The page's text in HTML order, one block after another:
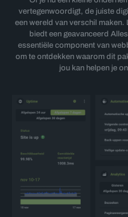
vertegenwoordigt, de juiste
een wereld van verschil
biedt een geavanceerd
essentiële component van
om te ontdekken waarom dit
jou kan helpen je